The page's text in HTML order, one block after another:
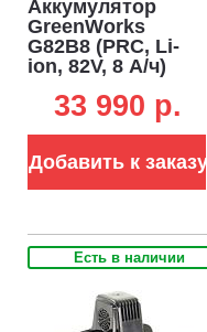
Аккумулятор
GreenWorks
G82B8 (PRC, Li-
ion, 82V, 8 А/ч)
33 990 p.
Добавить к заказу
Есть в наличии